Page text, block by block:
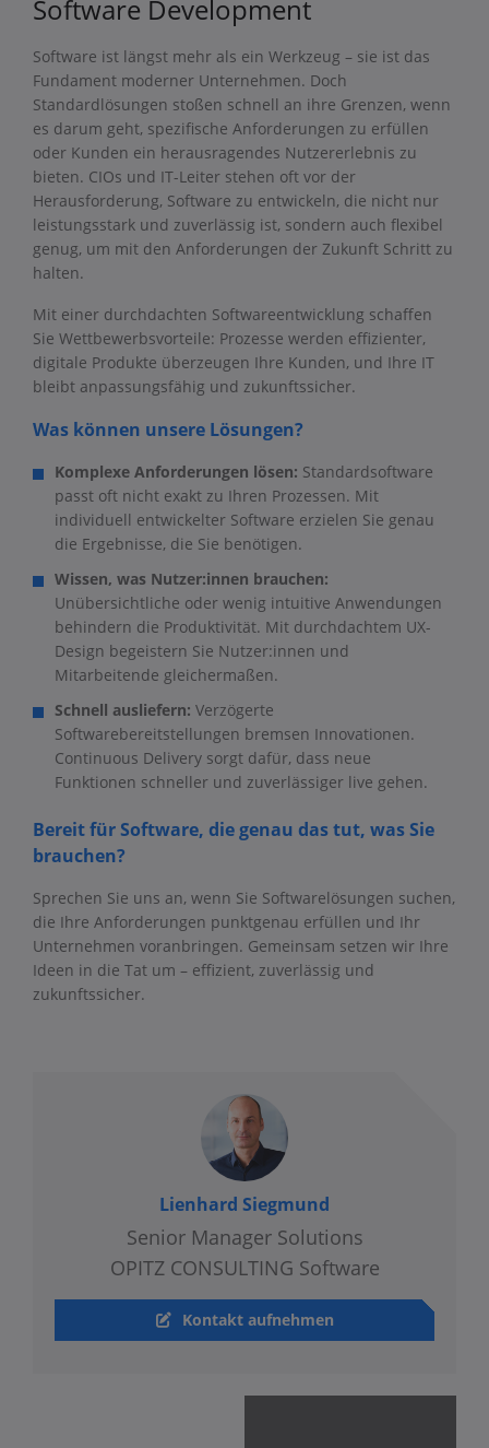
Software Development
Software ist längst mehr als ein Werkzeug – sie ist das
Fundament moderner Unternehmen. Doch
Standardlösungen stoßen schnell an ihre Grenzen, wenn
es darum geht, spezifische Anforderungen zu erfüllen
oder Kunden ein herausragendes Nutzererlebnis zu
bieten. CIOs und IT-Leiter stehen oft vor der
Herausforderung, Software zu entwickeln, die nicht nur
leistungsstark und zuverlässig ist, sondern auch flexibel
genug, um mit den Anforderungen der Zukunft Schritt zu
halten.
Mit einer durchdachten Softwareentwicklung schaffen
Sie Wettbewerbsvorteile: Prozesse werden effizienter,
digitale Produkte überzeugen Ihre Kunden, und Ihre IT
bleibt anpassungsfähig und zukunftssicher.
Was können unsere Lösungen?
Komplexe Anforderungen lösen: Standardsoftware
passt oft nicht exakt zu Ihren Prozessen. Mit
individuell entwickelter Software erzielen Sie genau
die Ergebnisse, die Sie benötigen.
Wissen, was Nutzer:innen brauchen:
Unübersichtliche oder wenig intuitive Anwendungen
behindern die Produktivität. Mit durchdachtem UX-
Design begeistern Sie Nutzer:innen und
Mitarbeitende gleichermaßen.
Schnell ausliefern: Verzögerte
Softwarebereitstellungen bremsen Innovationen.
Continuous Delivery sorgt dafür, dass neue
Funktionen schneller und zuverlässiger live gehen.
Bereit für Software, die genau das tut, was Sie
brauchen?
Sprechen Sie uns an, wenn Sie Softwarelösungen suchen,
die Ihre Anforderungen punktgenau erfüllen und Ihr
Unternehmen voranbringen. Gemeinsam setzen wir Ihre
Ideen in die Tat um – effizient, zuverlässig und
zukunftssicher.
Lienhard Siegmund
Senior Manager Solutions
OPITZ CONSULTING Software
Kontakt aufnehmen